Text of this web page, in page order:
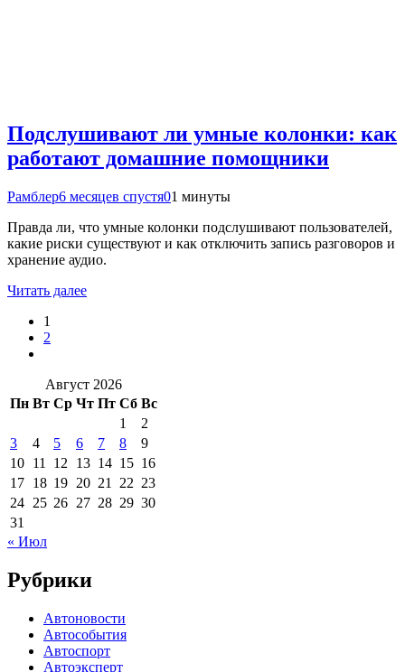
Подслушивают ли умные колонки: как
работают домашние помощники
Рамблер6 месяцев спустя01 минуты
Правда ли, что умные колонки подслушивают пользователей,
какие риски существуют и как отключить запись разговоров и
хранение аудио.
Читать далее
1
2
Август 2026
Пн Вт Ср Чт Пт Сб Вс
1
2
3
4 5 6 7 8
9
10 11 12 13 14 15 16
17 18 19 20 21 22 23
24 25 26 27 28 29 30
31
« Июл
Рубрики
Автоновости
Автособытия
Автоспорт
Автоэксперт